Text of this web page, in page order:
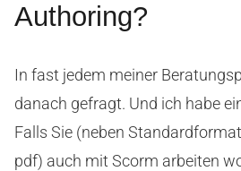
Authoring?
In fast jedem meiner
danach gefragt. Und ich habe
Falls Sie (neben
pdf) auch mit Scorm arbeiten